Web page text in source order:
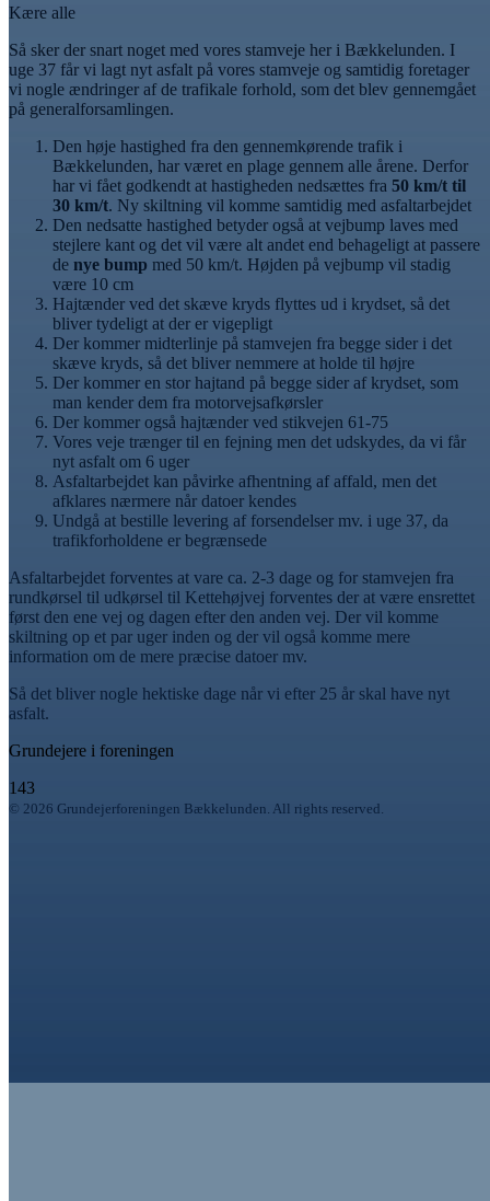
Kære alle
Så sker der snart noget med vores stamveje her i Bækkelunden. I
uge 37 får vi lagt nyt asfalt på vores stamveje og samtidig foretager
vi nogle ændringer af de trafikale forhold, som det blev gennemgået
på generalforsamlingen.
Den høje hastighed fra den gennemkørende trafik i
Bækkelunden, har været en plage gennem alle årene. Derfor
har vi fået godkendt at hastigheden nedsættes fra 50 km/t til
30 km/t. Ny skiltning vil komme samtidig med asfaltarbejdet
Den nedsatte hastighed betyder også at vejbump laves med
stejlere kant og det vil være alt andet end behageligt at passere
de nye bump med 50 km/t. Højden på vejbump vil stadig
være 10 cm
Hajtænder ved det skæve kryds flyttes ud i krydset, så det
bliver tydeligt at der er vigepligt
Der kommer midterlinje på stamvejen fra begge sider i det
skæve kryds, så det bliver nemmere at holde til højre
Der kommer en stor hajtand på begge sider af krydset, som
man kender dem fra motorvejsafkørsler
Der kommer også hajtænder ved stikvejen 61-75
Vores veje trænger til en fejning men det udskydes, da vi får
nyt asfalt om 6 uger
Asfaltarbejdet kan påvirke afhentning af affald, men det
afklares nærmere når datoer kendes
Undgå at bestille levering af forsendelser mv. i uge 37, da
trafikforholdene er begrænsede
Asfaltarbejdet forventes at vare ca. 2-3 dage og for stamvejen fra
rundkørsel til udkørsel til Kettehøjvej forventes der at være ensrettet
først den ene vej og dagen efter den anden vej. Der vil komme
skiltning op et par uger inden og der vil også komme mere
information om de mere præcise datoer mv.
Så det bliver nogle hektiske dage når vi efter 25 år skal have nyt
asfalt.
Grundejere i foreningen
143
© 2026 Grundejerforeningen Bækkelunden. All rights reserved.